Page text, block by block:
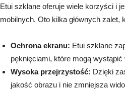
Etui szklane oferuje wiele korzyści i
mobilnych. Oto kilka głównych zalet,
Ochrona ekranu: Etui szklane
pęknięciami, które mogą
Wysoka przejrzystość: Dzięki
jakość obrazu i nie zmniejsza